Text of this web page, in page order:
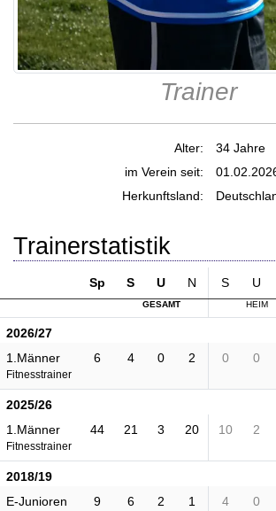
Trainer
Alter:
34 Jahre
im Verein seit:
Herkunftsland:
Trainerstatistik
Sp S U N S U
GESAMT HEIM
2026/27
1.Männer
Fitnesstrainer
6 4 0 2 0 0
2025/26
1.Männer
Fitnesstrainer
44 21 3 20 10 2
2018/19
E-Junioren
9 6 2 1 4 0